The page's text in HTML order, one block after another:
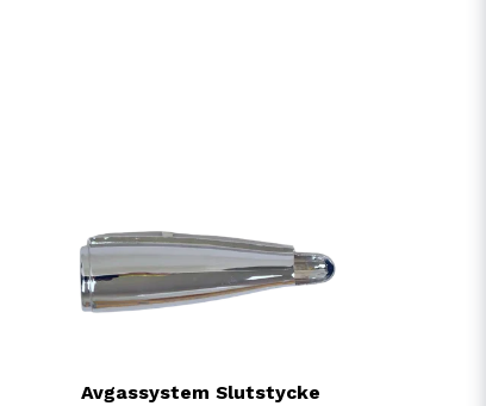
Avgassystem Slutstycke